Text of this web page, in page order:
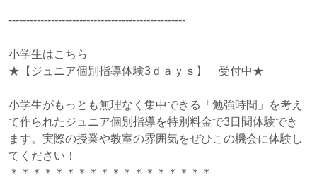
--------------------------------------------------
小学生はこちら
★【ジュニア個別指導体験3ｄａｙｓ】 受付中★
小学生がもっとも無理なく集中できる「勉強時間」を考え
て作られたジュニア個別指導を特別料金で3日間体験でき
ます。実際の授業や教室の雰囲気をぜひこの機会に体験し
てください！
＊＊＊＊＊＊＊＊＊＊＊＊＊＊＊＊＊＊